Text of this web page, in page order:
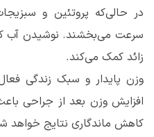
در حالی‌که پروتئین و
سرعت می‌بخشند. نوشیدن آب
زائد کمک می‌کند.
وزن پایدار و سبک زندگی
افزایش وزن بعد از جراحی
کاهش ماندگاری نتایج خواهد